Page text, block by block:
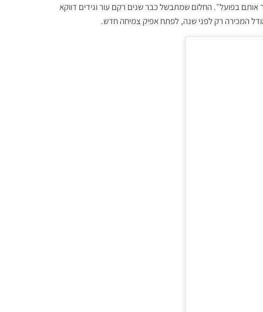
אותם בפועל״. החלום שמתבשל כבר שנים רקם עור וגידים דווקא
המכירה רק לפני שנה, לפתח אפיק צמיחה חדש.